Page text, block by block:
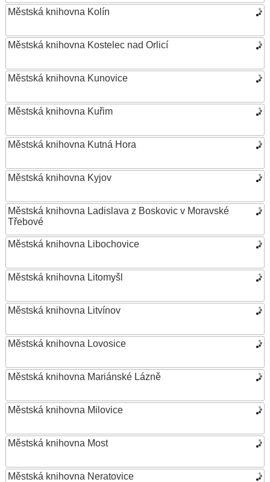
Městská knihovna Kolín
Městská knihovna Kostelec nad Orlicí
Městská knihovna Kunovice
Městská knihovna Kuřim
Městská knihovna Kutná Hora
Městská knihovna Kyjov
Městská knihovna Ladislava z Boskovic v Moravské
Třebové
Městská knihovna Libochovice
Městská knihovna Litomyšl
Městská knihovna Litvínov
Městská knihovna Lovosice
Městská knihovna Mariánské Lázně
Městská knihovna Milovice
Městská knihovna Most
Městská knihovna Neratovice